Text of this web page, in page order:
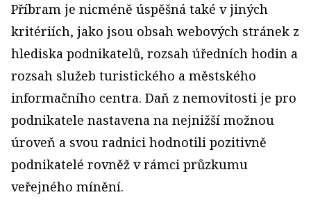
Příbram je nicméně úspěšná také v jiných
kritériích, jako jsou obsah webových stránek z
hlediska podnikatelů, rozsah úředních hodin a
rozsah služeb turistického a městského
informačního centra. Daň z nemovitosti je pro
podnikatele nastavena na nejnižší možnou
úroveň a svou radnici hodnotili pozitivně
podnikatelé rovněž v rámci průzkumu
veřejného mínění.